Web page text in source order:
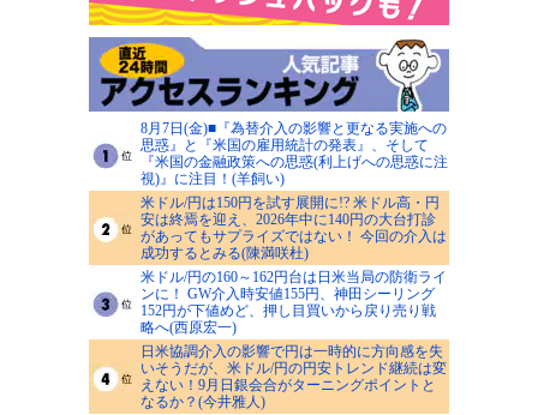
8月7日(金)■『為替介入の影響と更なる実施への
思惑』と『米国の雇用統計の発表』、そして
『米国の金融政策への思惑(利上げへの思惑に注
視)』に注目！(羊飼い)
米ドル/円は150円を試す展開に!? 米ドル高・円
安は終焉を迎え、2026年中に140円の大台打診
があってもサプライズではない！ 今回の介入は
成功するとみる(陳満咲杜)
米ドル/円の160～162円台は日米当局の防衛ライ
ンに！ GW介入時安値155円、神田シーリング
152円が下値めど、押し目買いから戻り売り戦
略へ(西原宏一)
日米協調介入の影響で円は一時的に方向感を失
いそうだが、米ドル/円の円安トレンド継続は変
えない！9月日銀会合がターニングポイントと
なるか？(今井雅人)